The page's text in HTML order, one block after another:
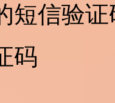
短信验证
码